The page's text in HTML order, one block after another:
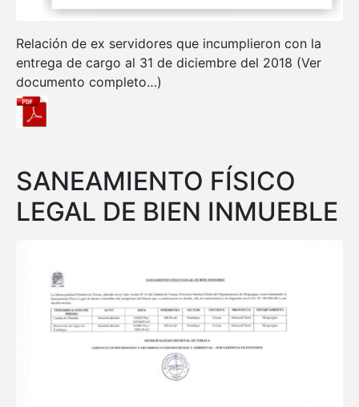
Relación de ex servidores que incumplieron con la
entrega de cargo al 31 de diciembre del 2018 (Ver
documento completo…)
SANEAMIENTO FÍSICO
LEGAL DE BIEN INMUEBLE